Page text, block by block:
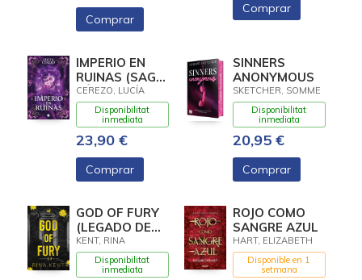
Comprar
Comprar
IMPERIO EN
RUINAS (SAGA
FÉNIX &
DRAGÓN 3)
CEREZO, LUCÍA
Disponibilitat
inmediata
23,90 €
Comprar
SINNERS
ANONYMOUS
SKETCHER, SOMME
Disponibilitat
inmediata
20,95 €
Comprar
GOD OF FURY
(LEGADO DE
DIOSES 5)
KENT, RINA
Disponibilitat
inmediata
ROJO COMO
SANGRE AZUL
HART, ELIZABETH
Disponible en 1
setmana